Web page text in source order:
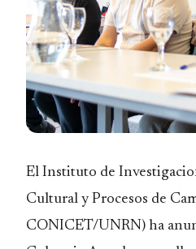
El Instituto de
Cultural y Procesos de
CONICET/UNRN) ha